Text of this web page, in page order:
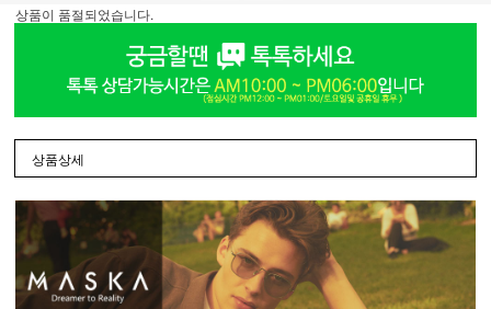
상품이 품절되었습니다.
상품상세